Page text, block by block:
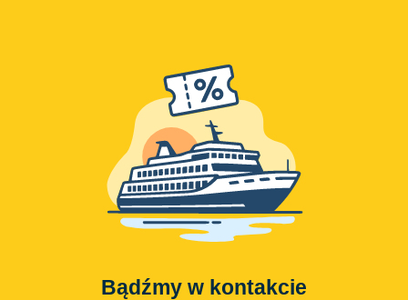
Bądźmy w kontakcie